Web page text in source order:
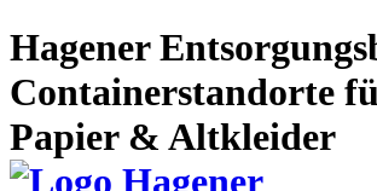
Hagener
Containerstandorte
Papier & Altkleider